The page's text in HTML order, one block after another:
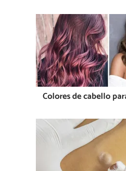
Colores de cabello